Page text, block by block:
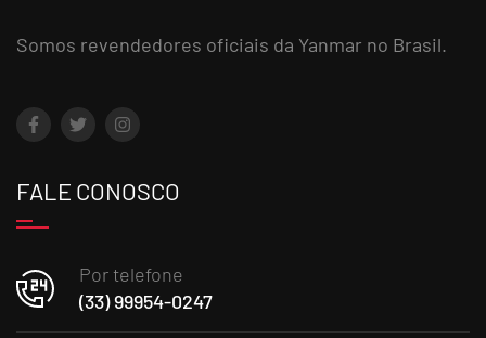
Somos revendedores oficiais da Yanmar no Brasil.
FALE CONOSCO
Por telefone
(33) 99954-0247